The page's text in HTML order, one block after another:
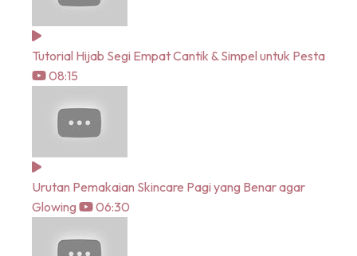
Tutorial Hijab Segi Empat Cantik & Simpel untuk Pesta
08:15
Urutan Pemakaian Skincare Pagi yang Benar agar
Glowing
06:30